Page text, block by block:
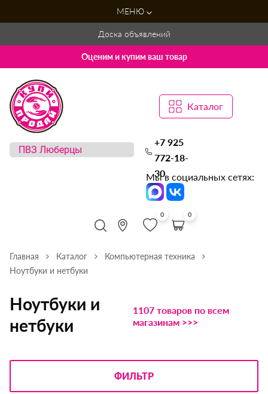
МЕНЮ
Доска объявлений
Оценим и купим ваш товар
Каталог
+7 925
772-18-
30
Мы в социальных сетях:
0 0
Главная Каталог
Компьютерная техника
Ноутбуки и нетбуки
Ноутбуки и
нетбуки
1107 товаров по всем
магазинам >>>
ФИЛЬТР